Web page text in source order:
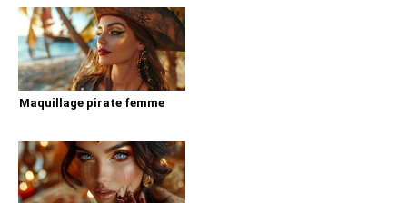
Maquillage pirate femme